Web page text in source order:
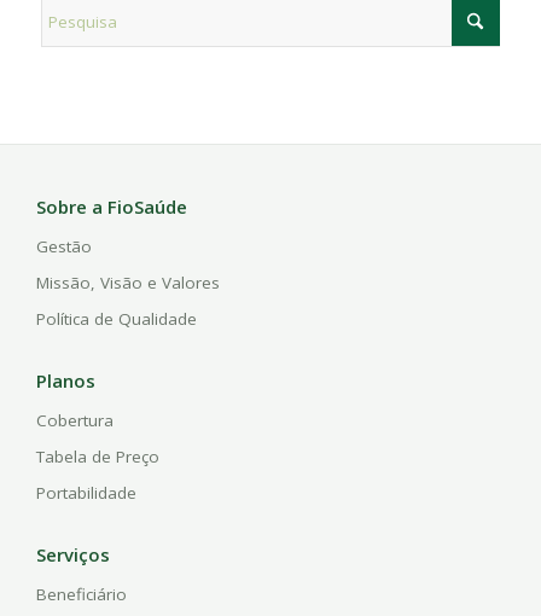
Sobre a FioSaúde
Gestão
Missão, Visão e Valores
Política de Qualidade
Planos
Cobertura
Tabela de Preço
Portabilidade
Serviços
Beneficiário